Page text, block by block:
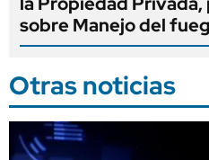
sobre Manejo del
Otras noticias